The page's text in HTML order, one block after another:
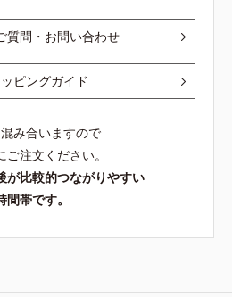
質問・お問い合わせ
ピングガイド
み合いますので
ご注文ください。
が比較的つながりやすい
間帯です。